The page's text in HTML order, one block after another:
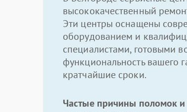
высококачественный
Эти центры оснащены
оборудованием и
специалистами, готовыми
функциональность вашего
кратчайшие сроки.
Частые причины поломок